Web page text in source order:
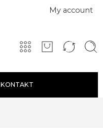
My account
KONTAKT